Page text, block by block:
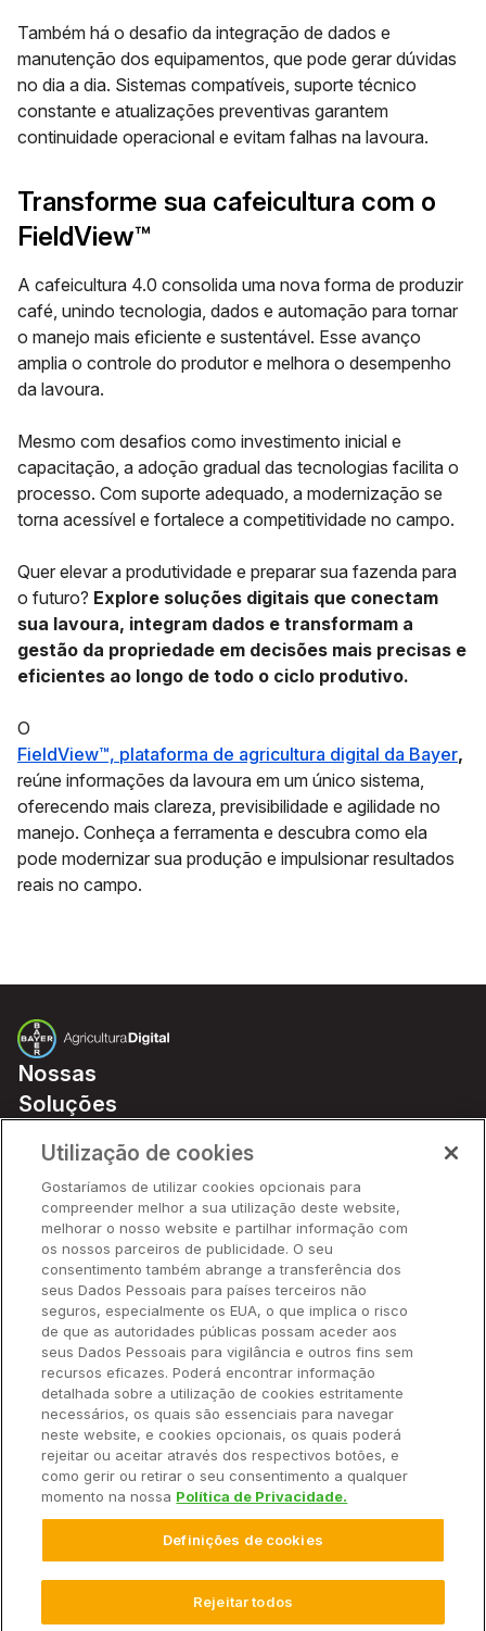
Também há o desafio da integração de dados e
manutenção dos equipamentos, que pode gerar dúvidas
no dia a dia. Sistemas compatíveis, suporte técnico
constante e atualizações preventivas garantem
continuidade operacional e evitam falhas na lavoura.
Transforme sua cafeicultura com o
FieldView™
A cafeicultura 4.0 consolida uma nova forma de produzir
café, unindo tecnologia, dados e automação para tornar
o manejo mais eficiente e sustentável. Esse avanço
amplia o controle do produtor e melhora o desempenho
da lavoura.
Mesmo com desafios como investimento inicial e
capacitação, a adoção gradual das tecnologias facilita o
processo. Com suporte adequado, a modernização se
torna acessível e fortalece a competitividade no campo.
Quer elevar a produtividade e preparar sua fazenda para
o futuro? Explore soluções digitais que conectam
sua lavoura, integram dados e transformam a
gestão da propriedade em decisões mais precisas e
eficientes ao longo de todo o ciclo produtivo.
O
FieldView™, plataforma de agricultura digital da Bayer,
reúne informações da lavoura em um único sistema,
oferecendo mais clareza, previsibilidade e agilidade no
manejo. Conheça a ferramenta e descubra como ela
pode modernizar sua produção e impulsionar resultados
reais no campo.
Nossas
Soluções
Parceiros
Hardware
Ajuda Rápida
Recursos
Empresa
Contato
© 2025 Climate LLC. Todos os direitos reservados.
Declaração de Privacidade Perguntas e Respostas
Isenção de Responsabilidade
Configurações de Cookies
Utilização de cookies
Gostaríamos de utilizar cookies opcionais para
compreender melhor a sua utilização deste website,
melhorar o nosso website e partilhar informação com
os nossos parceiros de publicidade. O seu
consentimento também abrange a transferência dos
seus Dados Pessoais para países terceiros não
seguros, especialmente os EUA, o que implica o risco
de que as autoridades públicas possam aceder aos
seus Dados Pessoais para vigilância e outros fins sem
recursos eficazes. Poderá encontrar informação
detalhada sobre a utilização de cookies estritamente
necessários, os quais são essenciais para navegar
neste website, e cookies opcionais, os quais poderá
rejeitar ou aceitar através dos respectivos botões, e
como gerir ou retirar o seu consentimento a qualquer
momento na nossa Política de Privacidade.
Definições de cookies
Rejeitar todos